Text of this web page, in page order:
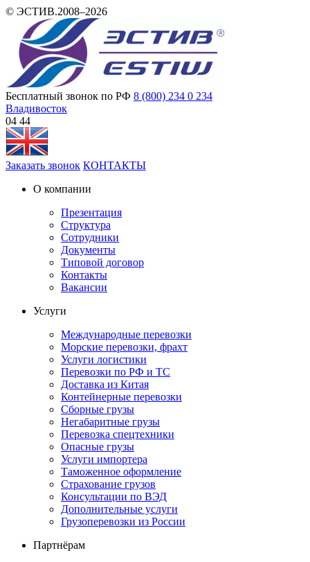
© ЭСТИВ.2008–2026
Бесплатный звонок по РФ 8 (800) 234 0 234
Владивосток
04 44
Заказать звонок КОНТАКТЫ
О компании
Презентация
Структура
Сотрудники
Документы
Типовой договор
Контакты
Вакансии
Услуги
Международные перевозки
Морские перевозки, фрахт
Услуги логистики
Перевозки по РФ и ТС
Доставка из Китая
Контейнерные перевозки
Сборные грузы
Негабаритные грузы
Перевозка спецтехники
Опасные грузы
Услуги импортера
Таможенное оформление
Страхование грузов
Консультации по ВЭД
Дополнительные услуги
Грузоперевозки из России
Партнёрам